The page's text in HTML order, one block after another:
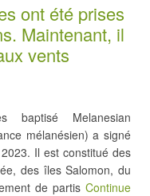
ont été prises
Maintenant, il
vents
baptisé Melanesian
mélanésien) a signé
Il est constitué des
des îles Salomon, du
de partis Continue